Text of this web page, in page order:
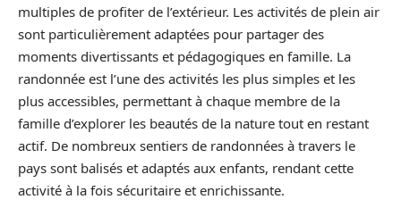
multiples de profiter de l’extérieur. Les activités de plein air
sont particulièrement adaptées pour partager des
moments divertissants et pédagogiques en famille. La
randonnée est l’une des activités les plus simples et les
plus accessibles, permettant à chaque membre de la
famille d’explorer les beautés de la nature tout en restant
actif. De nombreux sentiers de randonnées à travers le
pays sont balisés et adaptés aux enfants, rendant cette
activité à la fois sécuritaire et enrichissante.